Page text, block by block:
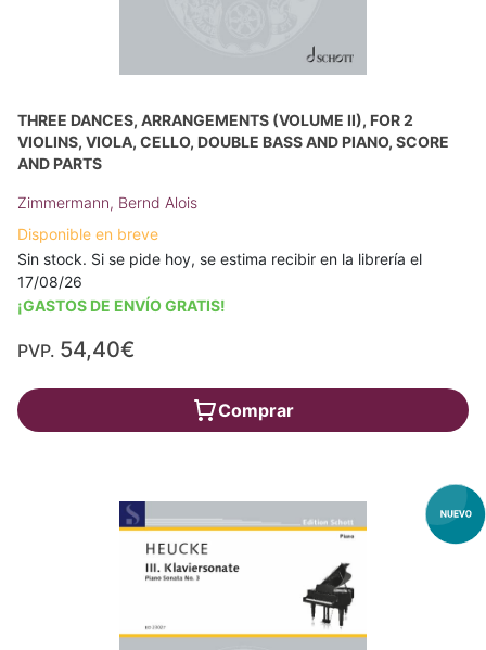
THREE DANCES, ARRANGEMENTS (VOLUME II), FOR 2
VIOLINS, VIOLA, CELLO, DOUBLE BASS AND PIANO, SCORE
AND PARTS
Zimmermann, Bernd Alois
Disponible en breve
Sin stock. Si se pide hoy, se estima recibir en la librería el
17/08/26
¡GASTOS DE ENVÍO GRATIS!
PVP. 54,40€
Comprar